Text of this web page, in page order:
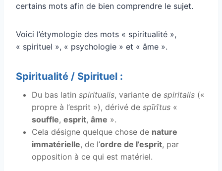
certains mots afin de bien comprendre le sujet.
Voici l’étymologie des mots « spiritualité »,
« spirituel », « psychologie » et « âme ».
Spiritualité / Spirituel :
Du bas latin spiritualis, variante de spiritalis («
propre à l’esprit »), dérivé de spīrĭtus «
souffle, esprit, âme ».
Cela désigne quelque chose de nature
immatérielle, de l’ordre de l’esprit, par
opposition à ce qui est matériel.